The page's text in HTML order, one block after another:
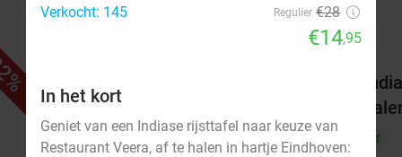
brood vooraf bij Winston Bistro
Vandaag Morgen Do
Vr
Vr
Verkocht: 145
Regulier €28
€14,95
In het kort
Geniet van een Indiase rijsttafel naar keuze van
Restaurant Veera, af te halen in hartje Eindhoven: